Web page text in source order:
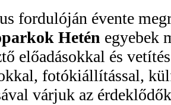
fordulóján évente
Hetén egyebek
előadásokkal és
fotókiállítással,
várjuk az